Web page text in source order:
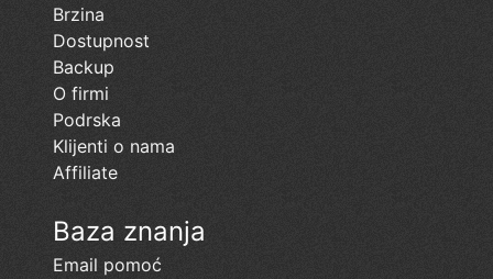
Brzina
Dostupnost
Backup
O firmi
Podrska
Klijenti o nama
Affiliate
Baza znanja
Email pomoć